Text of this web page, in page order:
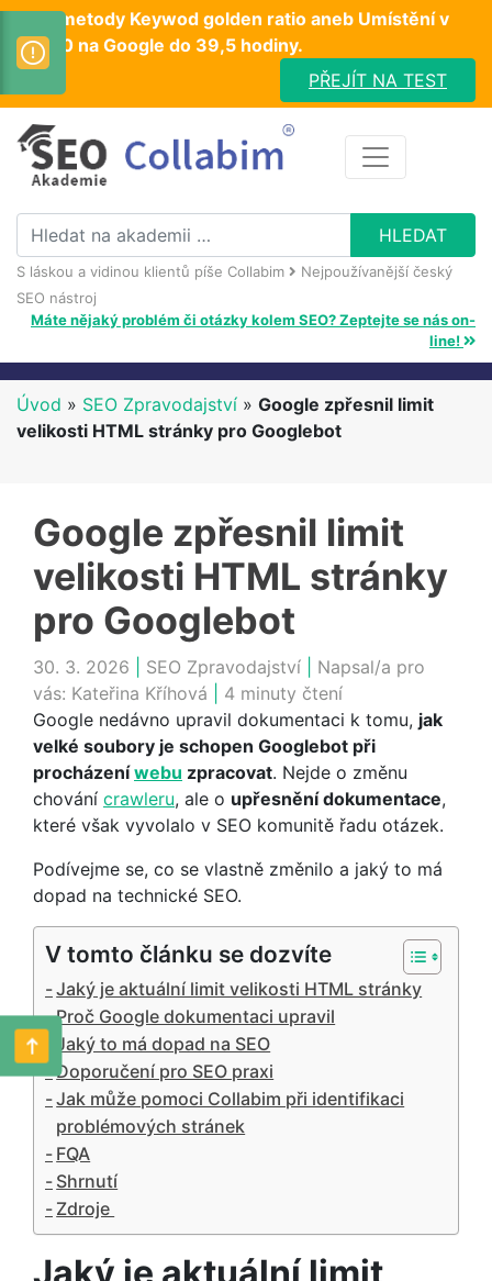
Test metody Keywod golden ratio aneb Umístění v
TOP10 na Google do 39,5 hodiny.
PŘEJÍT NA TEST
S láskou a vidinou klientů píše Collabim
Nejpoužívanější český
SEO nástroj
Máte nějaký problém či otázky kolem SEO? Zeptejte se nás on-
line!
Úvod » SEO Zpravodajství » Google zpřesnil limit
velikosti HTML stránky pro Googlebot
Google zpřesnil limit
velikosti HTML stránky
pro Googlebot
30. 3. 2026 SEO Zpravodajství
Napsal/a pro
vás: Kateřina Kříhová
4 minuty čtení
Google nedávno upravil dokumentaci k tomu, jak
velké soubory je schopen Googlebot při
procházeníwebu zpracovat. Nejde o změnu
chování crawleru, ale o upřesnění dokumentace,
které však vyvolalo v SEO komunitě řadu otázek.
Podívejme se, co se vlastně změnilo a jaký to má
dopad na technické SEO.
V tomto článku se dozvíte
Jaký je aktuální limit velikosti HTML stránky
Proč Google dokumentaci upravil
Jaký to má dopad na SEO
Doporučení pro SEO praxi
Jak může pomoci Collabim při identifikaci
problémových stránek
FQA
Shrnutí
Zdroje